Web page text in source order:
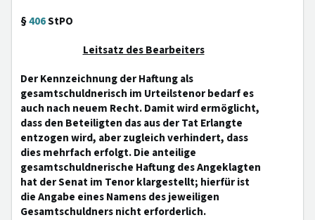
§406StPO
Leitsatz des Bearbeiters
Der Kennzeichnung der Haftung als
gesamtschuldnerisch im Urteilstenor bedarf es
auch nach neuem Recht. Damit wird ermöglicht,
dass den Beteiligten das aus der Tat Erlangte
entzogen wird, aber zugleich verhindert, dass
dies mehrfach erfolgt. Die anteilige
gesamtschuldnerische Haftung des Angeklagten
hat der Senat im Tenor klargestellt; hierfür ist
die Angabe eines Namens des jeweiligen
Gesamtschuldners nicht erforderlich.